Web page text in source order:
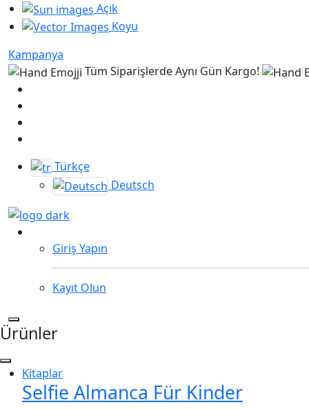
Açık
Koyu
Kampanya
Tüm Siparişlerde Aynı Gün Kargo!
Türkçe
Deutsch
Giriş Yapın
Kayıt Olun
Ürünler
Kitaplar
Selfie Almanca Für Kinder